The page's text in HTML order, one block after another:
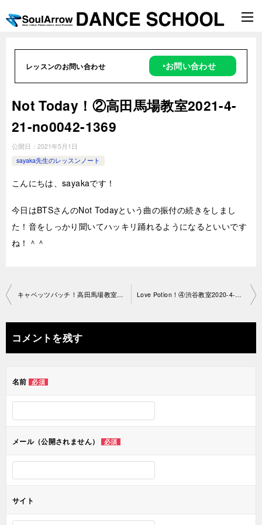
レッスンのお問い合わせ ‣お問い合わせ
Not Today！②高田馬場教室2021-4-
21-no0042-1369
公開日： 2021年5月1日
sayaka先生のレッスンノート
こんにちは、sayakaです！
今日はBTSさんのNot Todayという曲の振付の続きをしまし
た！音をしっかり聞いてハッキリ踊れるようになるといいです
ね！＾＾
投
ナ
ビ
ー
ン
キャベッツパッチ！高田馬場教室2021-4-20-no0042-1505 Love Potion！④渋谷教室2020-4-22-no0042-1321
コメントを残す
名前 必須
メール（公開されません） 必須
サイト